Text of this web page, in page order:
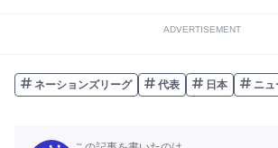
ADVERTISEMENT
ネーションズリーグ 代表 日本 ニュ